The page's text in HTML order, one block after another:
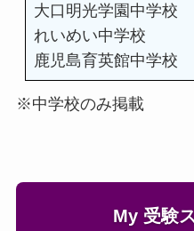
大口明光学園中学校
れいめい中学校
鹿児島育英館中学校
※中学校のみ掲載
My 受験